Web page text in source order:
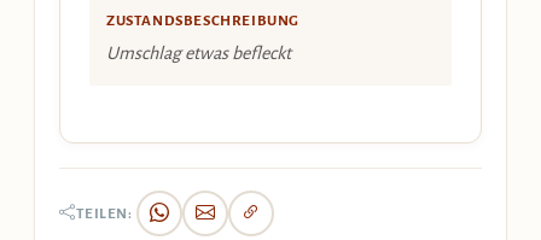
ZUSTANDSBESCHREIBUNG
Umschlag etwas befleckt
TEILEN: